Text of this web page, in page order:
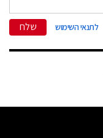
לתנאי השימוש שלח